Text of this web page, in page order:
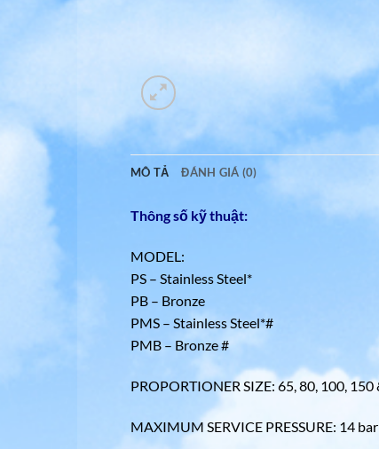
MÔ TẢ ĐÁNH GIÁ (0)
Thông số kỹ thuật:
MODEL:
PS – Stainless Steel*
PB – Bronze
PMS – Stainless Steel*#
PMB – Bronze #
PROPORTIONER SIZE: 65, 80, 100, 150
MAXIMUM SERVICE PRESSURE: 14